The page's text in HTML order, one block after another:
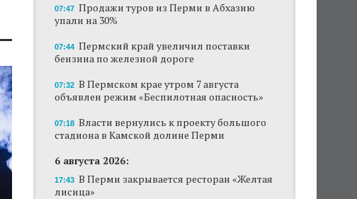
07:47 Продажи туров из Перми в Абхазию
упали на 30%
07:44 Пермский край увеличил поставки
бензина по железной дороге
07:32 В Пермском крае утром 7 августа
объявлен режим «Беспилотная опасность»
07:18 Власти вернулись к проекту большого
стадиона в Камской долине Перми
6 августа 2026:
17:43 В Перми закрывается ресторан «Желтая
лисица»